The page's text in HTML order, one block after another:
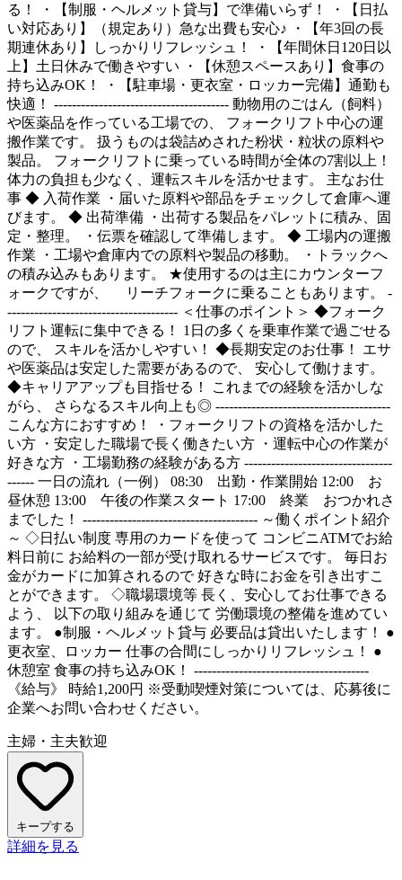
る！ ・【制服・ヘルメット貸与】で準備いらず！ ・【日払
い対応あり】（規定あり）急な出費も安心♪ ・【年3回の長
期連休あり】しっかりリフレッシュ！ ・【年間休日120日以
上】土日休みで働きやすい ・【休憩スペースあり】食事の
持ち込みOK！ ・【駐車場・更衣室・ロッカー完備】通勤も
快適！ --------------------------------------- 動物用のごはん（飼料）
や医薬品を作っている工場での、 フォークリフト中心の運
搬作業です。 扱うものは袋詰めされた粉状・粒状の原料や
製品。 フォークリフトに乗っている時間が全体の7割以上！
体力の負担も少なく、運転スキルを活かせます。 主なお仕
事 ◆ 入荷作業 ・届いた原料や部品をチェックして倉庫へ運
びます。 ◆ 出荷準備 ・出荷する製品をパレットに積み、固
定・整理。 ・伝票を確認して準備します。 ◆ 工場内の運搬
作業 ・工場や倉庫内での原料や製品の移動。 ・トラックへ
の積み込みもあります。 ★使用するのは主にカウンターフ
ォークですが、 リーチフォークに乗ることもあります。 -
-------------------------------------- ＜仕事のポイント＞ ◆フォーク
リフト運転に集中できる！ 1日の多くを乗車作業で過ごせる
ので、 スキルを活かしやすい！ ◆長期安定のお仕事！ エサ
や医薬品は安定した需要があるので、 安心して働けます。
◆キャリアアップも目指せる！ これまでの経験を活かしな
がら、 さらなるスキル向上も◎ ---------------------------------------
こんな方におすすめ！ ・フォークリフトの資格を活かした
い方 ・安定した職場で長く働きたい方 ・運転中心の作業が
好きな方 ・工場勤務の経験がある方 ---------------------------------
------ 一日の流れ（一例） 08:30 出勤・作業開始 12:00 お
昼休憩 13:00 午後の作業スタート 17:00 終業 おつかれさ
までした！ --------------------------------------- ～働くポイント紹介
～ ◇日払い制度 専用のカードを使って コンビニATMでお給
料日前に お給料の一部が受け取れるサービスです。 毎日お
金がカードに加算されるので 好きな時にお金を引き出すこ
とができます。 ◇職場環境等 長く、安心してお仕事できる
よう、 以下の取り組みを通じて 労働環境の整備を進めてい
ます。 ●制服・ヘルメット貸与 必要品は貸出いたします！ ●
更衣室、ロッカー 仕事の合間にしっかりリフレッシュ！ ●
休憩室 食事の持ち込みOK！ ---------------------------------------
《給与》 時給1,200円 ※受動喫煙対策については、応募後に
企業へお問い合わせください。
主婦・主夫歓迎
キープする
詳細を見る